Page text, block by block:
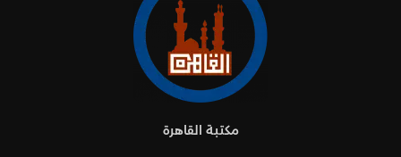
مكتبة القاهرة